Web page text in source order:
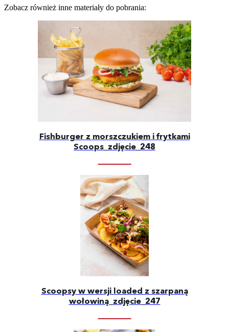
Zobacz również inne materiały do pobrania:
Fishburger z morszczukiem i frytkami
Scoops_zdjęcie_248
Scoopsy w wersji loaded z szarpaną
wołowiną_zdjęcie_247